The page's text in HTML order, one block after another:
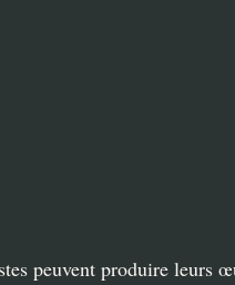
peuvent produire